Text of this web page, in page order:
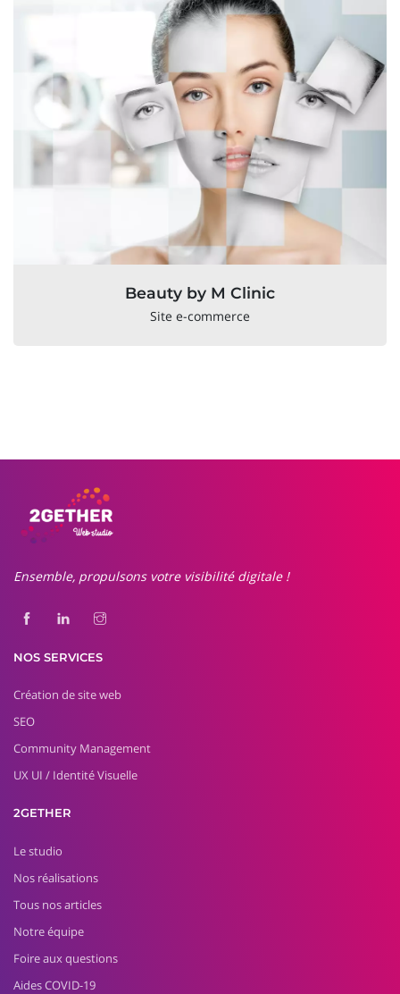
Beauty by M Clinic
Site e-commerce
Ensemble, propulsons votre visibilité digitale !
NOS SERVICES
Création de site web
SEO
Community Management
UX UI / Identité Visuelle
2GETHER
Le studio
Nos réalisations
Tous nos articles
Notre équipe
Foire aux questions
Aides COVID-19